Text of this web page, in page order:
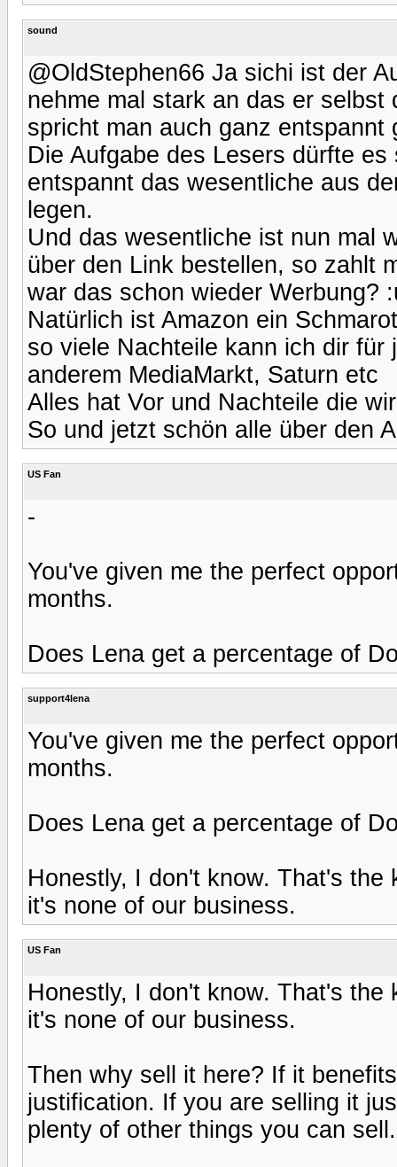
sound
@OldStephen66 Ja sichi ist der
nehme mal stark an das er
spricht man auch ganz entspannt
Die Aufgabe des Lesers dürfte
entspannt das wesentliche aus
legen.
Und das wesentliche ist nun mal
über den Link bestellen, so zahlt
war das schon wieder Werbung?
Natürlich ist Amazon ein
so viele Nachteile kann ich dir für
anderem MediaMarkt, Saturn etc
Alles hat Vor und Nachteile die
So und jetzt schön alle über den
US Fan
-
You've given me the perfect
months.
Does Lena get a percentage of
support4lena
You've given me the perfect
months.
Does Lena get a percentage of
Honestly, I don't know. That's
it's none of our business.
US Fan
Honestly, I don't know. That's
it's none of our business.
Then why sell it here? If it
justification. If you are selling it
plenty of other things you can sell.